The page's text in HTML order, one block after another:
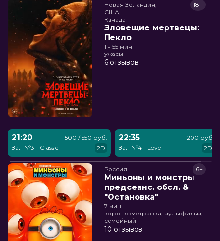
Новая Зеландия,
США,
Канада
Зловещие мертвецы:
Пекло
18+
1 ч 55 мин
ужасы
6 отзывов
21:20
Зал №3 - Classic
500 / 550 руб.
2D
22:35
Зал №4 - Love
1200 руб.
2D
Россия
Миньоны и монстры
предсеанс. обсл. &
"Остановка"
6+
7 мин
короткометражка, мультфильм,
семейный
10 отзывов